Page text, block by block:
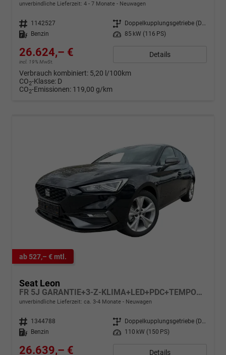
unverbindliche Lieferzeit: 4 - 7 Monate Neuwagen
Fahrzeugnr. 1142527 Getriebe
Doppelkupplungsgetriebe (DSG)
Kraftstoff
Benzin Leistung 85 kW (116 PS)
26.624,– €
incl. 19% MwSt.
Details
Verbrauch kombiniert: 5,20 l/100km
CO2-Klasse: D
CO2-Emissionen: 119,00 g/km
ab 527,– € mtl.
Seat Leon
FR 5J GARANTIE+3-Z-KLIMA+LED+PDC+TEMPOMAT+17" ALU
unverbindliche Lieferzeit: ca. 3-4 Monate Neuwagen
Fahrzeugnr. 1344788 Getriebe
Doppelkupplungsgetriebe (DSG)
Kraftstoff
Benzin Leistung 110 kW (150 PS)
26.639,– € Details